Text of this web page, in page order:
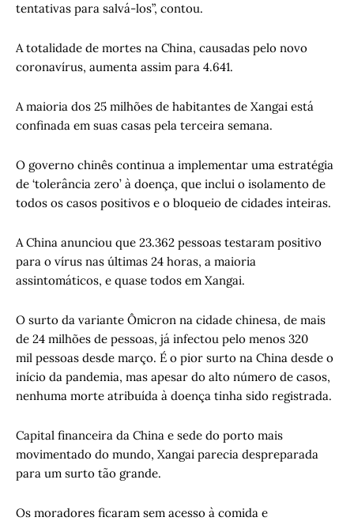
tentativas para salvá-los”, contou.
A totalidade de mortes na China, causadas pelo novo
coronavírus, aumenta assim para 4.641.
A maioria dos 25 milhões de habitantes de Xangai está
confinada em suas casas pela terceira semana.
O governo chinês continua a implementar uma estratégia
de ‘tolerância zero’ à doença, que inclui o isolamento de
todos os casos positivos e o bloqueio de cidades inteiras.
A China anunciou que 23.362 pessoas testaram positivo
para o vírus nas últimas 24 horas, a maioria
assintomáticos, e quase todos em Xangai.
O surto da variante Ômicron na cidade chinesa, de mais
de 24 milhões de pessoas, já infectou pelo menos 320
mil pessoas desde março. É o pior surto na China desde o
início da pandemia, mas apesar do alto número de casos,
nenhuma morte atribuída à doença tinha sido registrada.
Capital financeira da China e sede do porto mais
movimentado do mundo, Xangai parecia despreparada
para um surto tão grande.
Os moradores ficaram sem acesso à comida e